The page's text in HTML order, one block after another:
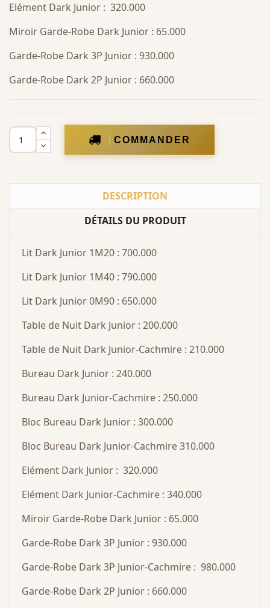
Elément Dark Junior : 320.000
Miroir Garde-Robe Dark Junior : 65.000
Garde-Robe Dark 3P Junior : 930.000
Garde-Robe Dark 2P Junior : 660.000
COMMANDER
DESCRIPTION
DÉTAILS DU PRODUIT
Lit Dark Junior 1M20 : 700.000
Lit Dark Junior 1M40 : 790.000
Lit Dark Junior 0M90 : 650.000
Table de Nuit Dark Junior : 200.000
Table de Nuit Dark Junior-Cachmire : 210.000
Bureau Dark Junior : 240.000
Bureau Dark Junior-Cachmire : 250.000
Bloc Bureau Dark Junior : 300.000
Bloc Bureau Dark Junior-Cachmire 310.000
Elément Dark Junior : 320.000
Elément Dark Junior-Cachmire : 340.000
Miroir Garde-Robe Dark Junior : 65.000
Garde-Robe Dark 3P Junior : 930.000
Garde-Robe Dark 3P Junior-Cachmire : 980.000
Garde-Robe Dark 2P Junior : 660.000